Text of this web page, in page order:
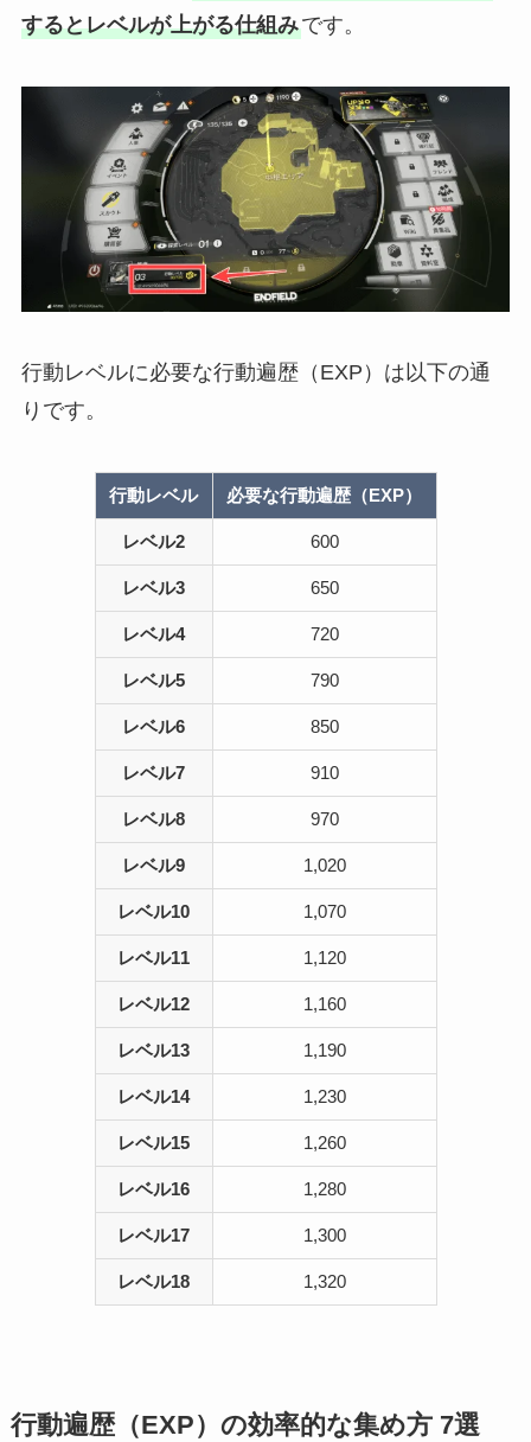
するとレベルが上がる仕組みです。
行動レベルに必要な行動遍歴（EXP）は以下の通
りです。
行動レベル 必要な行動遍歴（EXP）
レベル2 600
レベル3 650
レベル4 720
レベル5 790
レベル6 850
レベル7 910
レベル8 970
レベル9 1,020
レベル10 1,070
レベル11 1,120
レベル12 1,160
レベル13 1,190
レベル14 1,230
レベル15 1,260
レベル16 1,280
レベル17 1,300
レベル18 1,320
行動遍歴（EXP）の効率的な集め方 7選